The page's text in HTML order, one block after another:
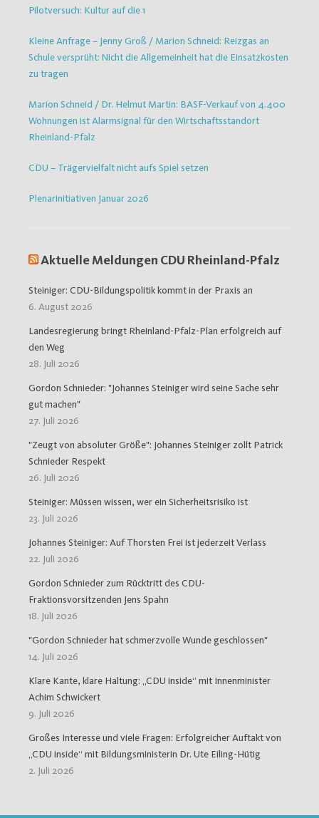
Pilotversuch: Kultur auf die 1
Kleine Anfrage – Jenny Groß / Marion Schneid: Reizgas an
Schule versprüht: Nicht die Allgemeinheit hat die Einsatzkosten
zu tragen
Marion Schneid / Dr. Helmut Martin: BASF-Verkauf von 4.400
Wohnungen ist Alarmsignal für den Wirtschaftsstandort
Rheinland-Pfalz
CDU – Trägervielfalt nicht aufs Spiel setzen
Plenarinitiativen Januar 2026
Aktuelle Meldungen CDU Rheinland-Pfalz
Steiniger: CDU-Bildungspolitik kommt in der Praxis an
6. August 2026
Landesregierung bringt Rheinland-Pfalz-Plan erfolgreich auf
den Weg
28. Juli 2026
Gordon Schnieder: "Johannes Steiniger wird seine Sache sehr
gut machen"
27. Juli 2026
"Zeugt von absoluter Größe": Johannes Steiniger zollt Patrick
Schnieder Respekt
26. Juli 2026
Steiniger: Müssen wissen, wer ein Sicherheitsrisiko ist
23. Juli 2026
Johannes Steiniger: Auf Thorsten Frei ist jederzeit Verlass
22. Juli 2026
Gordon Schnieder zum Rücktritt des CDU-
Fraktionsvorsitzenden Jens Spahn
18. Juli 2026
"Gordon Schnieder hat schmerzvolle Wunde geschlossen"
14. Juli 2026
Klare Kante, klare Haltung: „CDU inside“ mit Innenminister
Achim Schwickert
9. Juli 2026
Großes Interesse und viele Fragen: Erfolgreicher Auftakt von
„CDU inside“ mit Bildungsministerin Dr. Ute Eiling-Hütig
2. Juli 2026